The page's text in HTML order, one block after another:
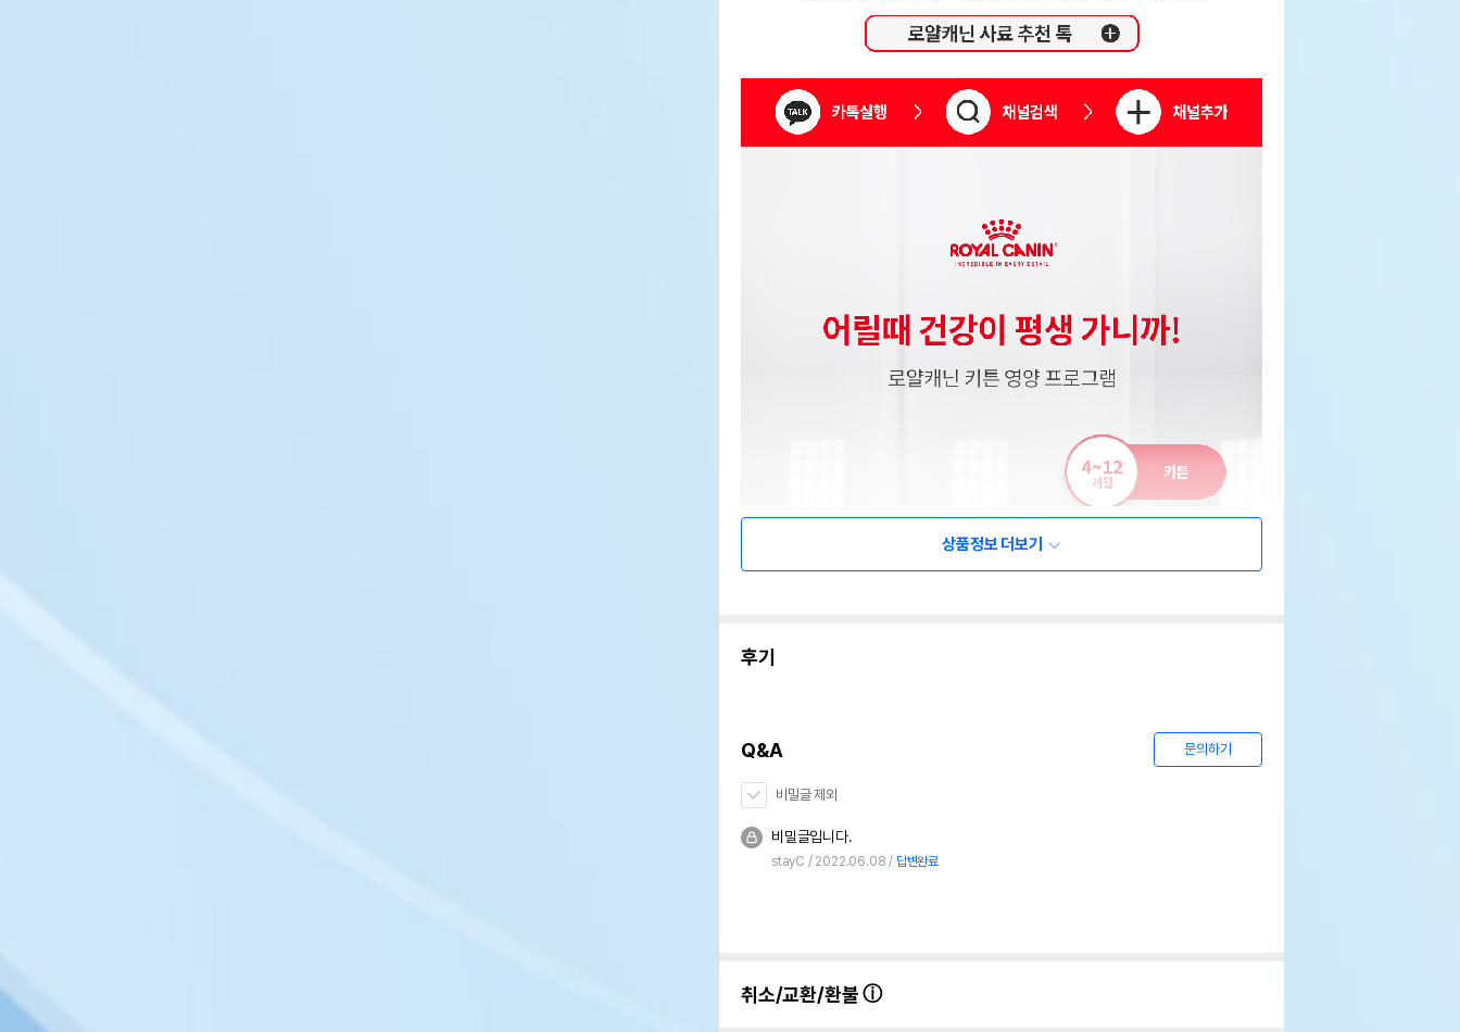
상품정보 더보기
후기
Q&A 문의하기
비밀글 제외
비밀글입니다.
stayC 2022.06.08 답변완료
취소/교환/환불